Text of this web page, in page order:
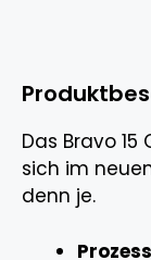
Das Bravo
sich im
denn je.